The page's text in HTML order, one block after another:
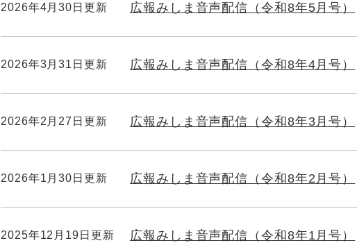
2026年4月30日更新 広報みしま音声配信（令和8年5月号）
2026年3月31日更新 広報みしま音声配信（令和8年4月号）
2026年2月27日更新 広報みしま音声配信（令和8年3月号）
2026年1月30日更新 広報みしま音声配信（令和8年2月号）
2025年12月19日更新 広報みしま音声配信（令和8年1月号）